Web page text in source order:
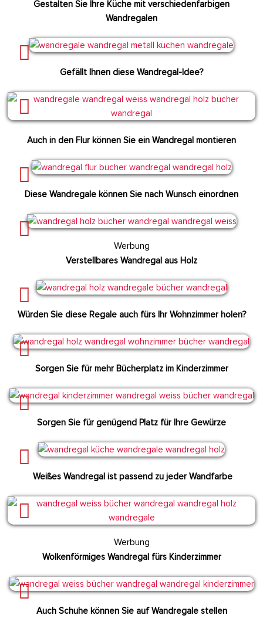
Gestalten Sie Ihre Küche mit verschiedenfarbigen
Wandregalen
Gefällt Ihnen diese Wandregal-Idee?
Auch in den Flur können Sie ein Wandregal montieren
Diese Wandregale können Sie nach Wunsch einordnen
Werbung
Verstellbares Wandregal aus Holz
Würden Sie diese Regale auch fürs Ihr Wohnzimmer holen?
Sorgen Sie für mehr Bücherplatz im Kinderzimmer
Sorgen Sie für genügend Platz für Ihre Gewürze
Weißes Wandregal ist passend zu jeder Wandfarbe
Werbung
Wolkenförmiges Wandregal fürs Kinderzimmer
Auch Schuhe können Sie auf Wandregale stellen